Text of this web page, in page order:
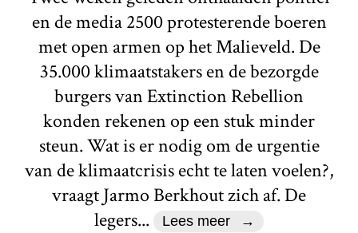
en de media 2500 protesterende boeren
met open armen op het Malieveld. De
35.000 klimaatstakers en de bezorgde
burgers van Extinction Rebellion
konden rekenen op een stuk minder
steun. Wat is er nodig om de urgentie
van de klimaatcrisis echt te laten voelen?,
vraagt Jarmo Berkhout zich af. De
legers...
Lees meer